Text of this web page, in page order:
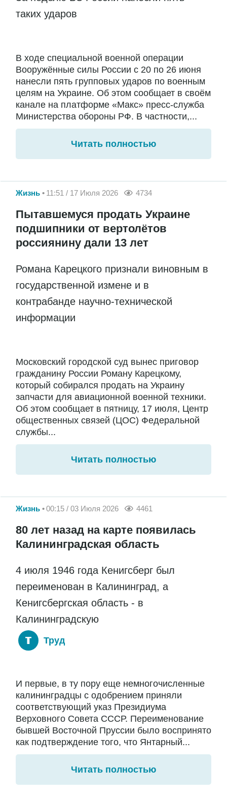
таких ударов
В ходе специальной военной операции
Вооружённые силы России с 20 по 26 июня
нанесли пять групповых ударов по военным
целям на Украине. Об этом сообщает в своём
канале на платформе «Макс» пресс-служба
Министерства обороны РФ. В частности,...
Читать полностью
Жизнь 11:51 / 17 Июля 2026 4734
Пытавшемуся продать Украине
подшипники от вертолётов
россиянину дали 13 лет
Романа Карецкого признали виновным в
государственной измене и в
контрабанде научно-технической
информации
Московский городской суд вынес приговор
гражданину России Роману Карецкому,
который собирался продать на Украину
запчасти для авиационной военной техники.
Об этом сообщает в пятницу, 17 июля, Центр
общественных связей (ЦОС) Федеральной
службы...
Читать полностью
Жизнь 00:15 / 03 Июля 2026 4461
80 лет назад на карте появилась
Калининградская область
4 июля 1946 года Кенигсберг был
переименован в Калининград, а
Кенигсбергская область - в
Калининградскую
Труд
И первые, в ту пору еще немногочисленные
калининградцы с одобрением приняли
соответствующий указ Президиума
Верховного Совета СССР. Переименование
бывшей Восточной Пруссии было воспринято
как подтверждение того, что Янтарный...
Читать полностью